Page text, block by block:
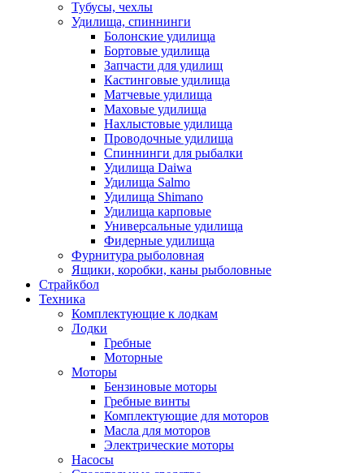
Тубусы, чехлы
Удилища, спиннинги
Болонские удилища
Бортовые удилища
Запчасти для удилищ
Кастинговые удилища
Матчевые удилища
Маховые удилища
Нахлыстовые удилища
Проводочные удилища
Спиннинги для рыбалки
Удилища Daiwa
Удилища Salmo
Удилища Shimano
Удилища карповые
Универсальные удилища
Фидерные удилища
Фурнитура рыболовная
Ящики, коробки, каны рыболовные
Страйкбол
Техника
Комплектующие к лодкам
Лодки
Гребные
Моторные
Моторы
Бензиновые моторы
Гребные винты
Комплектующие для моторов
Масла для моторов
Электрические моторы
Насосы